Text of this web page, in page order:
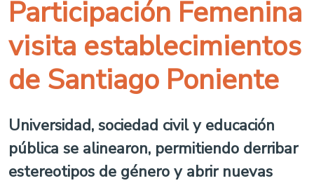
Participación Femenina
visita establecimientos
de Santiago Poniente
Universidad, sociedad civil y educación
pública se alinearon, permitiendo derribar
estereotipos de género y abrir nuevas